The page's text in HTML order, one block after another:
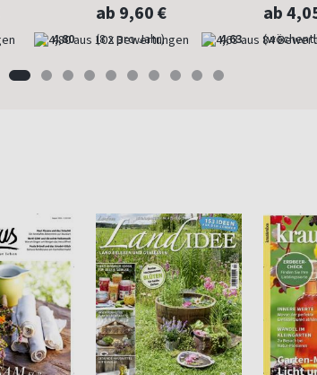
4,80
ab 9,60 €
(8 x pro Jahr) 4,63
ab